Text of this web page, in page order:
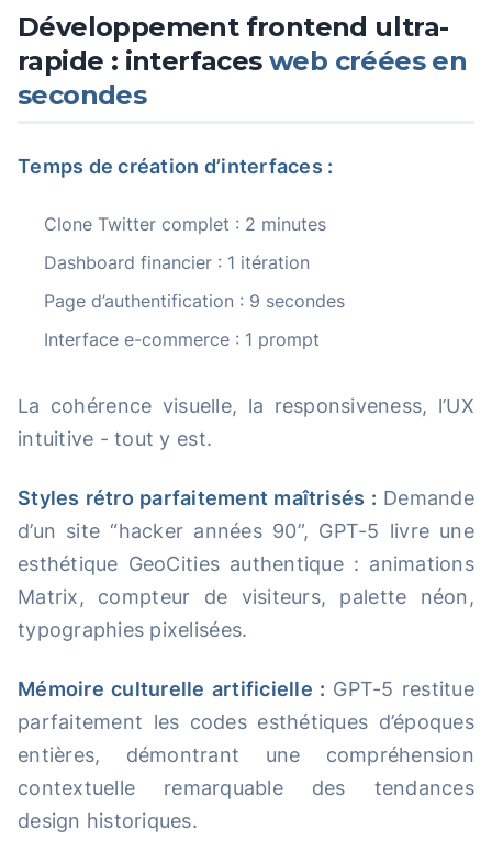
Développement frontend ultra-
rapide : interfaces web créées en
secondes
Temps de création d’interfaces :
Clone Twitter complet : 2 minutes
Dashboard financier : 1 itération
Page d’authentification : 9 secondes
Interface e-commerce : 1 prompt
La cohérence visuelle, la responsiveness, l’UX
intuitive - tout y est.
Styles rétro parfaitement maîtrisés : Demande
d’un site “hacker années 90”, GPT-5 livre une
esthétique GeoCities authentique : animations
Matrix, compteur de visiteurs, palette néon,
typographies pixelisées.
Mémoire culturelle artificielle : GPT-5 restitue
parfaitement les codes esthétiques d’époques
entières, démontrant une compréhension
contextuelle remarquable des tendances
design historiques.